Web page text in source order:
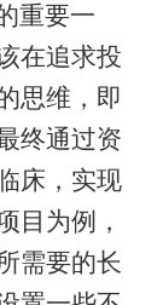
重要一
在追求投
思维，即
终通过资
床，实现
目为例，
需要的长